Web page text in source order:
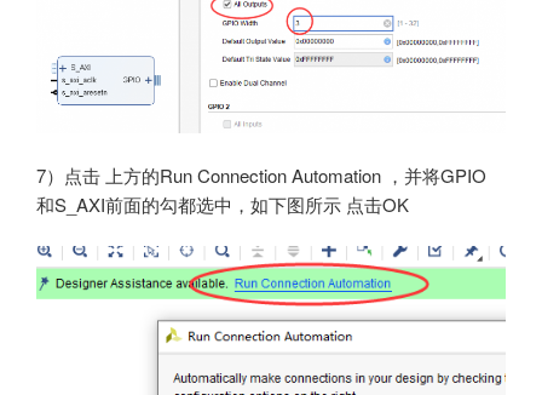
7）点击 上方的Run Connection Automation ，并将GPIO
和S_AXI前面的勾都选中，如下图所示 点击OK